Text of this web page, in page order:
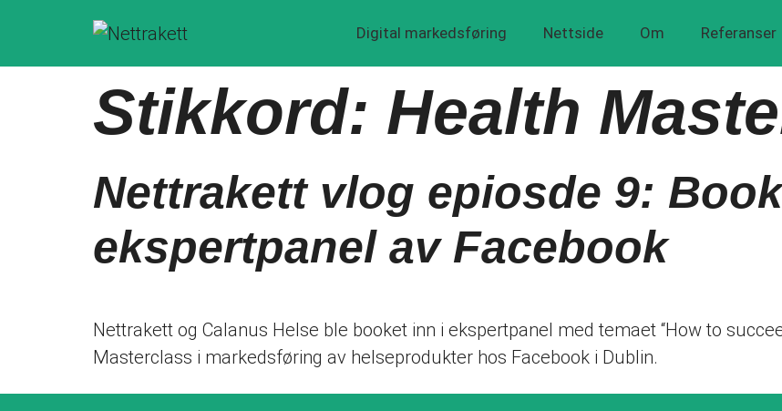
Digital markedsføring Nettside Om Referanser
Stikkord: Health
Nettrakett vlog epiosde 9:
ekspertpanel av Facebook
Nettrakett og Calanus Helse ble booket inn i ekspertpanel med temaet “How to
Masterclass i markedsføring av helseprodukter hos Facebook i Dublin.